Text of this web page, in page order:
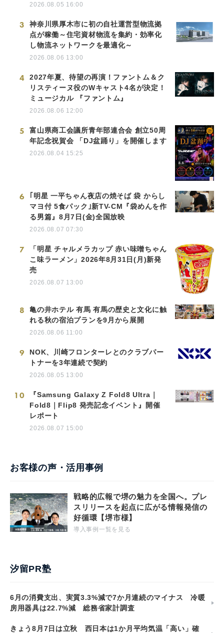
2026.08.05 16:00
3
神奈川県厚木市に初の自社運営型物流拠
点が稼働～住宅資材物流を集約・効率化
し物流ネットワークを最適化～
2026.08.06 13:00
4
2027年夏、待望の再演！ファントム＆ク
リスティーヌ役のWキャスト4名が決定！
ミュージカル 『ファントム』
2026.08.06 12:00
5
富山県商工会議所青年部連合会 創立50周
年記念祝賀会 「DJ盆踊り」を開催します
2026.08.04 15:25
6
｢明星 一平ちゃん夜店の焼そば 袋 からし
マヨ付 5食パック｣新TV-CM『袋めんを作
る男篇』8月7日(金)全国放映
2026.08.07 07:30
7
「明星 チャルメラカップ 赤い味噌ちゃん
こ味ラーメン」2026年8月31日(月)新発
売
2026.08.07 13:00
8
亀の井ホテル 有馬 有馬の歴史と文化に触
れる秋の宿泊プランを9月から展開
2026.08.06 11:00
9
NOK、川崎フロンターレとのクラブパー
トナーを3年連続で契約
2026.08.05 13:00
10
『Samsung Galaxy Z Fold8 Ultra｜
Fold8｜Flip8 発売記念イベント』開催
レポート
2026.08.07 15:00
お客様の声・活用事例
戦略的広報で堺の魅力を全国へ。プレ
スリリースを起点に広がる情報発信の
好循環【堺市様】
導入事例一覧を見る
汐留PR塾
6月の消費支出、実質3.3%減で7か月連続のマイナス 冷暖
房用器具は22.7%減 総務省家計調査
きょう8月7日は立秋 西日本は1か月平均気温「高い」確